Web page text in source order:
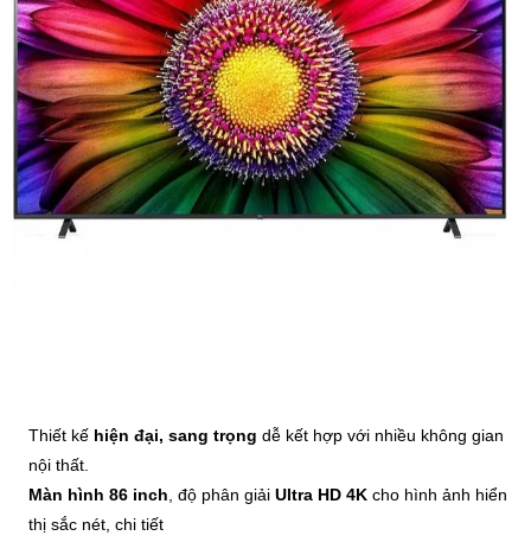
Thiết kế hiện đại, sang trọng dễ kết hợp với nhiều không gian
nội thất.
Màn hình 86 inch , độ phân giải Ultra HD 4K cho hình ảnh hiển
thị sắc nét, chi tiết